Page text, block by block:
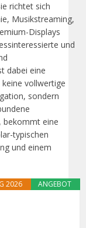
richtet sich
Musikstreaming,
Displays
und
dabei eine
vollwertige
sondern
bekommt eine
typischen
und einem
ANGEBOT
2026